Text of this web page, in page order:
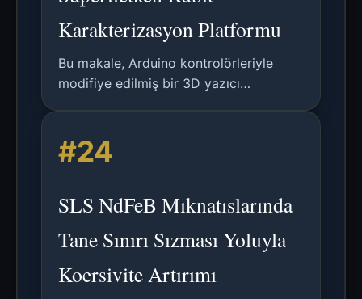
Karakterizasyon Platformu
Bu makale, Arduino kontrolörleriyle
modifiye edilmiş bir 3D yazıcı
düşük maliyetli otomatik bir prob
istasyonu sunmakta ve %28-51 zaman
#24
SLS NdFeB Mıknatıslarında
Tane Sınırı Sızması Yoluyla
Koersivite Artırımı